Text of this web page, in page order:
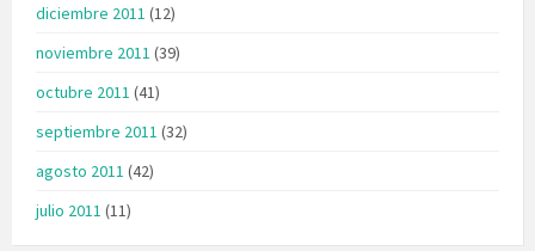
diciembre 2011 (12)
noviembre 2011 (39)
octubre 2011 (41)
septiembre 2011 (32)
agosto 2011 (42)
julio 2011 (11)